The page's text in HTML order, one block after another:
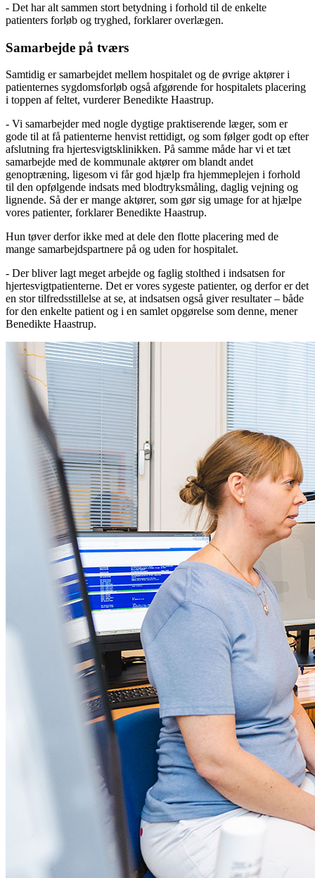
- Det har alt sammen stort betydning i forhold til de enkelte
patienters forløb og tryghed, forklarer overlægen.
Samarbejde på tværs
Samtidig er samarbejdet mellem hospitalet og de øvrige aktører i
patienternes sygdomsforløb også afgørende for hospitalets placering
i toppen af feltet, vurderer Benedikte Haastrup.
- Vi samarbejder med nogle dygtige praktiserende læger, som er
gode til at få patienterne henvist rettidigt, og som følger godt op efter
afslutning fra hjertesvigtsklinikken. På samme måde har vi et tæt
samarbejde med de kommunale aktører om blandt andet
genoptræning, ligesom vi får god hjælp fra hjemmeplejen i forhold
til den opfølgende indsats med blodtryksmåling, daglig vejning og
lignende. Så der er mange aktører, som gør sig umage for at hjælpe
vores patienter, forklarer Benedikte Haastrup.
Hun tøver derfor ikke med at dele den flotte placering med de
mange samarbejdspartnere på og uden for hospitalet.
- Der bliver lagt meget arbejde og faglig stolthed i indsatsen for
hjertesvigtpatienterne. Det er vores sygeste patienter, og derfor er det
en stor tilfredsstillelse at se, at indsatsen også giver resultater – både
for den enkelte patient og i en samlet opgørelse som denne, mener
Benedikte Haastrup.